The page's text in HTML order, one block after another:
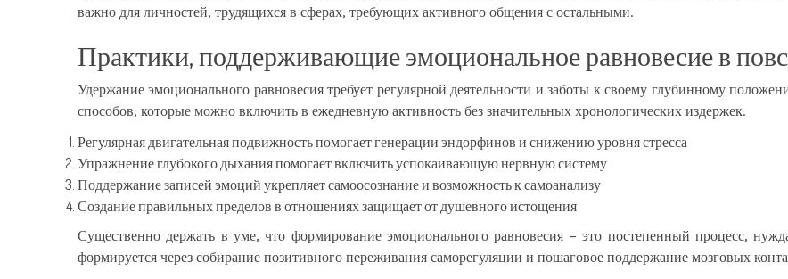
важно для личностей, трудящихся в сферах, требующих активного общения с остальными.
Практики, поддерживающие эмоциональное равновесие в
Удержание эмоционального равновесия требует регулярной деятельности и заботы к своему глубинному
способов, которые можно включить в ежедневную активность без значительных хронологических издержек.
Регулярная двигательная подвижность помогает генерации эндорфинов и снижению уровня стресса
Упражнение глубокого дыхания помогает включить успокаивающую нервную систему
Поддержание записей эмоций укрепляет самоосознание и возможность к самоанализу
Создание правильных пределов в отношениях защищает от душевного истощения
Существенно держать в уме, что формирование эмоционального равновесия – это постепенный процесс,
формируется через собирание позитивного переживания саморегуляции и пошаговое поддержание мозговых